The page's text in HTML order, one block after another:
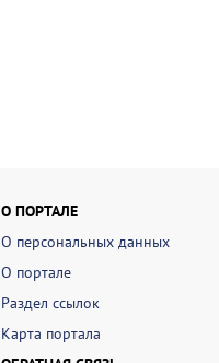
О ПОРТАЛЕ
О персональных данных
О портале
Раздел ссылок
Карта портала